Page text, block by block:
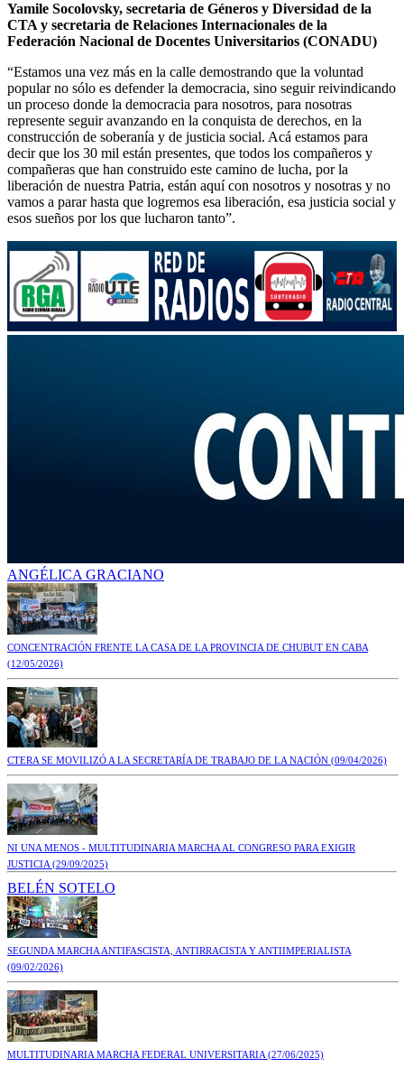
Yamile Socolovsky, secretaria de Géneros y Diversidad de la
CTA y secretaria de Relaciones Internacionales de la
Federación Nacional de Docentes Universitarios (CONADU)
“Estamos una vez más en la calle demostrando que la voluntad
popular no sólo es defender la democracia, sino seguir reivindicando
un proceso donde la democracia para nosotros, para nosotras
represente seguir avanzando en la conquista de derechos, en la
construcción de soberanía y de justicia social. Acá estamos para
decir que los 30 mil están presentes, que todos los compañeros y
compañeras que han construido este camino de lucha, por la
liberación de nuestra Patria, están aquí con nosotros y nosotras y no
vamos a parar hasta que logremos esa liberación, esa justicia social y
esos sueños por los que lucharon tanto”.
ANGÉLICA GRACIANO
CONCENTRACIÓN FRENTE LA CASA DE LA PROVINCIA DE CHUBUT EN CABA
(12/05/2026)
CTERA SE MOVILIZÓ A LA SECRETARÍA DE TRABAJO DE LA NACIÓN (09/04/2026)
NI UNA MENOS - MULTITUDINARIA MARCHA AL CONGRESO PARA EXIGIR
JUSTICIA (29/09/2025)
BELÉN SOTELO
SEGUNDA MARCHA ANTIFASCISTA, ANTIRRACISTA Y ANTIIMPERIALISTA
(09/02/2026)
MULTITUDINARIA MARCHA FEDERAL UNIVERSITARIA (27/06/2025)